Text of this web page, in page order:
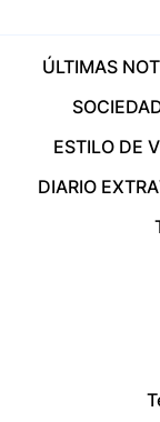
ÚLTIMAS
ESTILO DE
DIARIO EXTRA